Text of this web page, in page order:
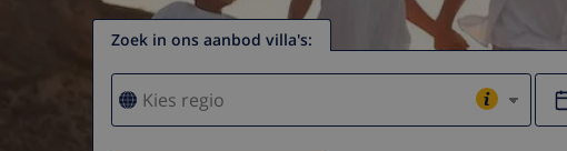
Zoek in ons aanbod villa's: